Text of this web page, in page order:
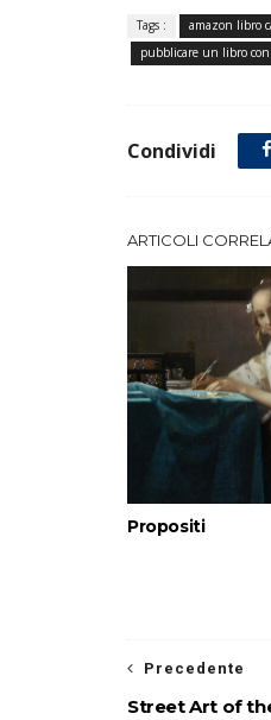
Tags : amazon libro
pubblicare un libro
Condividi
ARTICOLI
Propositi
Precedente
Street Art of